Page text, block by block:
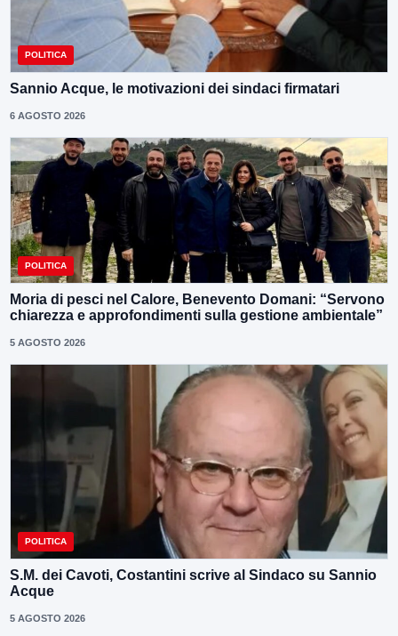
POLITICA
Sannio Acque, le motivazioni dei sindaci firmatari
6 AGOSTO 2026
POLITICA
Moria di pesci nel Calore, Benevento Domani: “Servono
chiarezza e approfondimenti sulla gestione ambientale”
5 AGOSTO 2026
POLITICA
S.M. dei Cavoti, Costantini scrive al Sindaco su Sannio
Acque
5 AGOSTO 2026